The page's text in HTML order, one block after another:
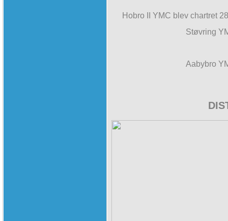
Hobro II YMC blev chartret
Støvring
Aabybro